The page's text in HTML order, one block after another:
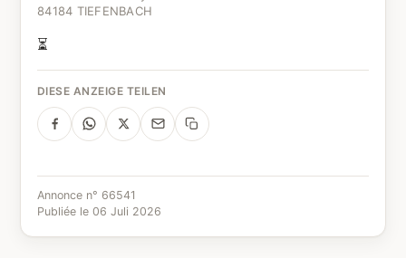
84184 TIEFENBACH
⏳
DIESE ANZEIGE TEILEN
Annonce n° 66541
Publiée le 06 Juli 2026